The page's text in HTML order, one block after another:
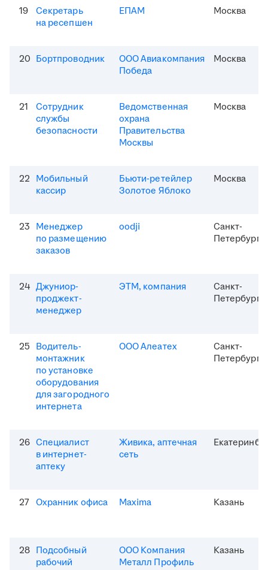
19
Секретарь
на ресепшен
ЕПАМ Москва
20 Бортпроводник
ООО Авиакомпания
Победа
Москва
21
Сотрудник
службы
безопасности
Ведомственная
охрана
Правительства
Москвы
Москва
22 Мобильный
кассир
Бьюти-ретейлер
Золотое Яблоко
Москва
23 Менеджер
по размещению
заказов
oodji
Санкт-
Петербург
24 Джуниор-
проджект-
менеджер
ЭТМ, компания
Санкт-
Петербург
25 Водитель-
монтажник
по установке
оборудования
для загородного
интернета
ООО Алеатех
Санкт-
Петербург
26 Специалист
в интернет-
аптеку
Живика, аптечная
сеть
27 Охранник офиса Maxima Казань
28 Подсобный
рабочий
ООО Компания
Металл Профиль
Казань